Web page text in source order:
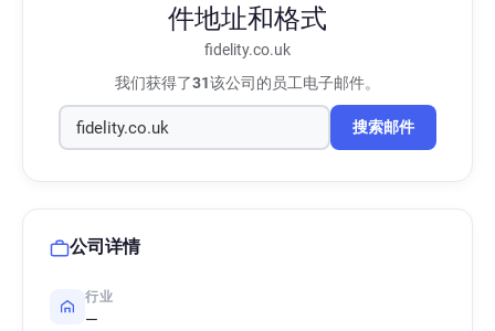
件地址和格式
fidelity.co.uk
我们获得了31该公司的员工电子邮件。
搜索邮件
公司详情
行业
—